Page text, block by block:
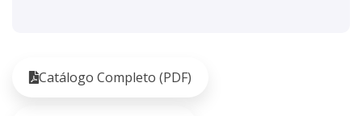
Catálogo Completo (PDF)